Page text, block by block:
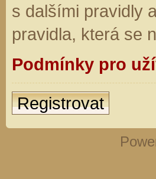
s dalšími pravidly
pravidla, která se
Podmínky pro
Registrovat